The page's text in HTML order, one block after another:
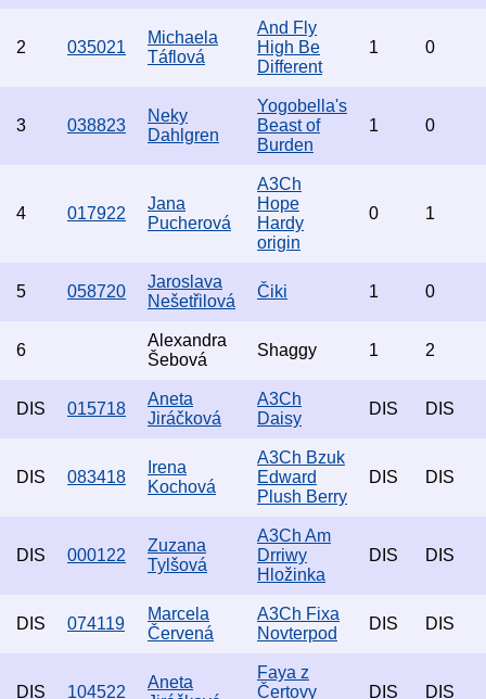
2 035021
Michaela
Táflová
And Fly
High Be
Different
1 0
3 038823
Neky
Dahlgren
Yogobella's
Beast of
Burden
1 0
4 017922
Jana
Pucherová
A3Ch
Hope
Hardy
origin
0 1
5 058720
Jaroslava
Nešetřilová
Čiki 1 0
6
Alexandra
Šebová
Shaggy 1 2
DIS 015718
Aneta
Jiráčková
A3Ch
Daisy
DIS DIS
DIS 083418
Irena
Kochová
A3Ch Bzuk
Edward
Plush Berry
DIS DIS
DIS 000122
Zuzana
Tylšová
A3Ch Am
Drriwy
Hložinka
DIS DIS
DIS 074119
Marcela
Červená
A3Ch Fixa
Novterpod
DIS DIS
DIS 104522
Aneta
Faya z
Čertovy
DIS DIS